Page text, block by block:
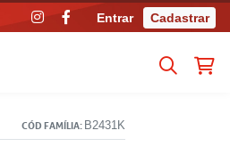
Entrar Cadastrar
CÓD FAMÍLIA: B2431K